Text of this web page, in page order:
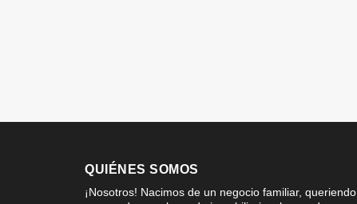
QUIÉNES SOMOS
¡Nosotros! Nacimos de un negocio familiar, queriendo